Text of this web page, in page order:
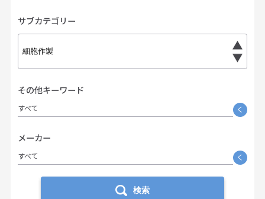
サブカテゴリー
その他キーワード
すべて く
メーカー
すべて く
検索